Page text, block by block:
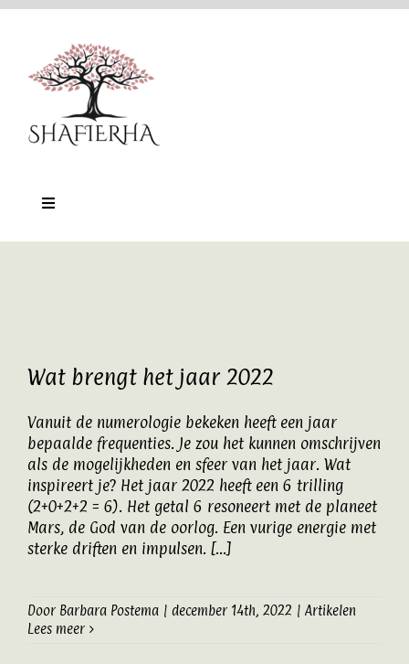
Ga
Toggle
Online platform
Artikelen
Contact
Wat brengt het jaar 2022
Vanuit de numerologie bekeken heeft een jaar
bepaalde frequenties. Je zou het kunnen omschrijven
als de mogelijkheden en sfeer van het jaar. Wat
inspireert je? Het jaar 2022 heeft een 6 trilling
(2+0+2+2 = 6). Het getal 6 resoneert met de planeet
Mars, de God van de oorlog. Een vurige energie met
sterke driften en impulsen. [...]
Door Barbara Postema | december 14th, 2022 | Artikelen
Lees meer